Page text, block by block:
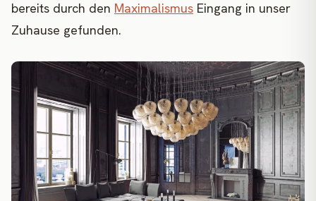
bereits durch den Maximalismus Eingang in unser
Zuhause gefunden.